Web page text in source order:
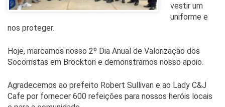
vestir um
uniforme e
nos proteger.
Hoje, marcamos nosso 2º Dia Anual de Valorização dos
Socorristas em Brockton e demonstramos nosso apoio.
Agradecemos ao prefeito Robert Sullivan e ao Lady C&J
Cafe por fornecer 600 refeições para nossos heróis locais